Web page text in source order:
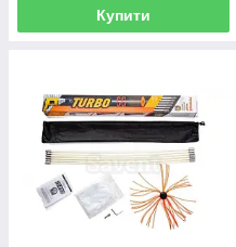
Купити